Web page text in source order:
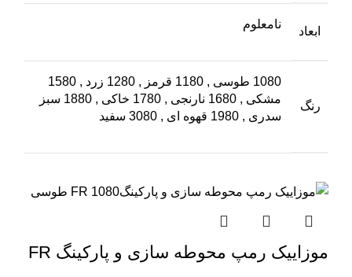
ابعاد
نامعلوم
رنگ
1080 طوسی , 1180 قرمز , 1280 زرد ,
1580
مشکی , 1680 نارنجی , 1780 خاکی ,
1880 سبز
سدری , 1980 قهوه ای , 3080 سفید
موزاییک رمپ محوطه سازی و پارکینگ FR